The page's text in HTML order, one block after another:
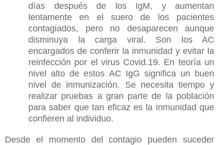
días después de los IgM, y aumentan
lentamente en el suero de los pacientes
contagiados, pero no desaparecen aunque
disminuya la carga viral. Son los AC
encargados de conferir la inmunidad y evitar la
reinfección por el virus Covid.19. En teoría un
nivel alto de estos AC IgG significa un buen
nivel de inmunización. Se necesita tiempo y
realizar pruebas a gran parte de la población
para saber que tan eficaz es la inmunidad que
confieren al individuo.
Desde el momento del contagio pueden suceder